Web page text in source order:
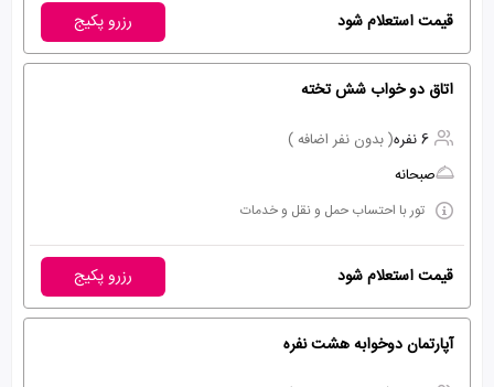
قیمت استعلام شود رزرو پکیج
اتاق دو خواب شش تخته
6 نفره
( بدون نفر اضافه )
صبحانه
تور با احتساب حمل و نقل و خدمات
قیمت استعلام شود رزرو پکیج
آپارتمان دوخوابه هشت نفره